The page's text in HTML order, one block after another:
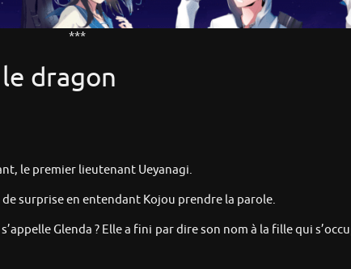
***
dragon
le premier lieutenant Ueyanagi.
surprise en entendant Kojou prendre la parole.
Glenda ? Elle a fini par dire son nom à la fille qui